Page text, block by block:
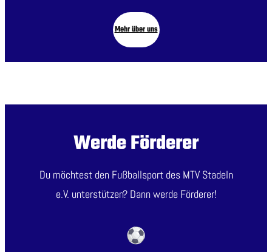
Mehr über uns
Werde Förderer
Du möchtest den Fußballsport des MTV Stadeln
e.V. unterstützen? Dann werde Förderer!